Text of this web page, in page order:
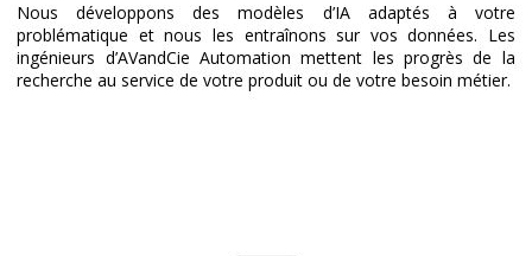
Nous développons des modèles d’IA adaptés à votre
problématique et nous les entraînons sur vos données. Les
ingénieurs d’AVandCie Automation mettent les progrès de la
recherche au service de votre produit ou de votre besoin métier.